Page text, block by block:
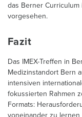
das Berner
vorgesehen.
Fazit
Das IMEX-Treffen in
Medizinstandort Bern
intensiven
fokussierten Rahmen
Formats:
voneinander zu